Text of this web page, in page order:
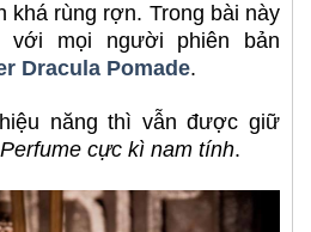
khá rùng rợn. Trong bài này
với mọi người phiên bản
Dracula Pomade.
năng thì vẫn được giữ
Perfume cực kì nam tính.